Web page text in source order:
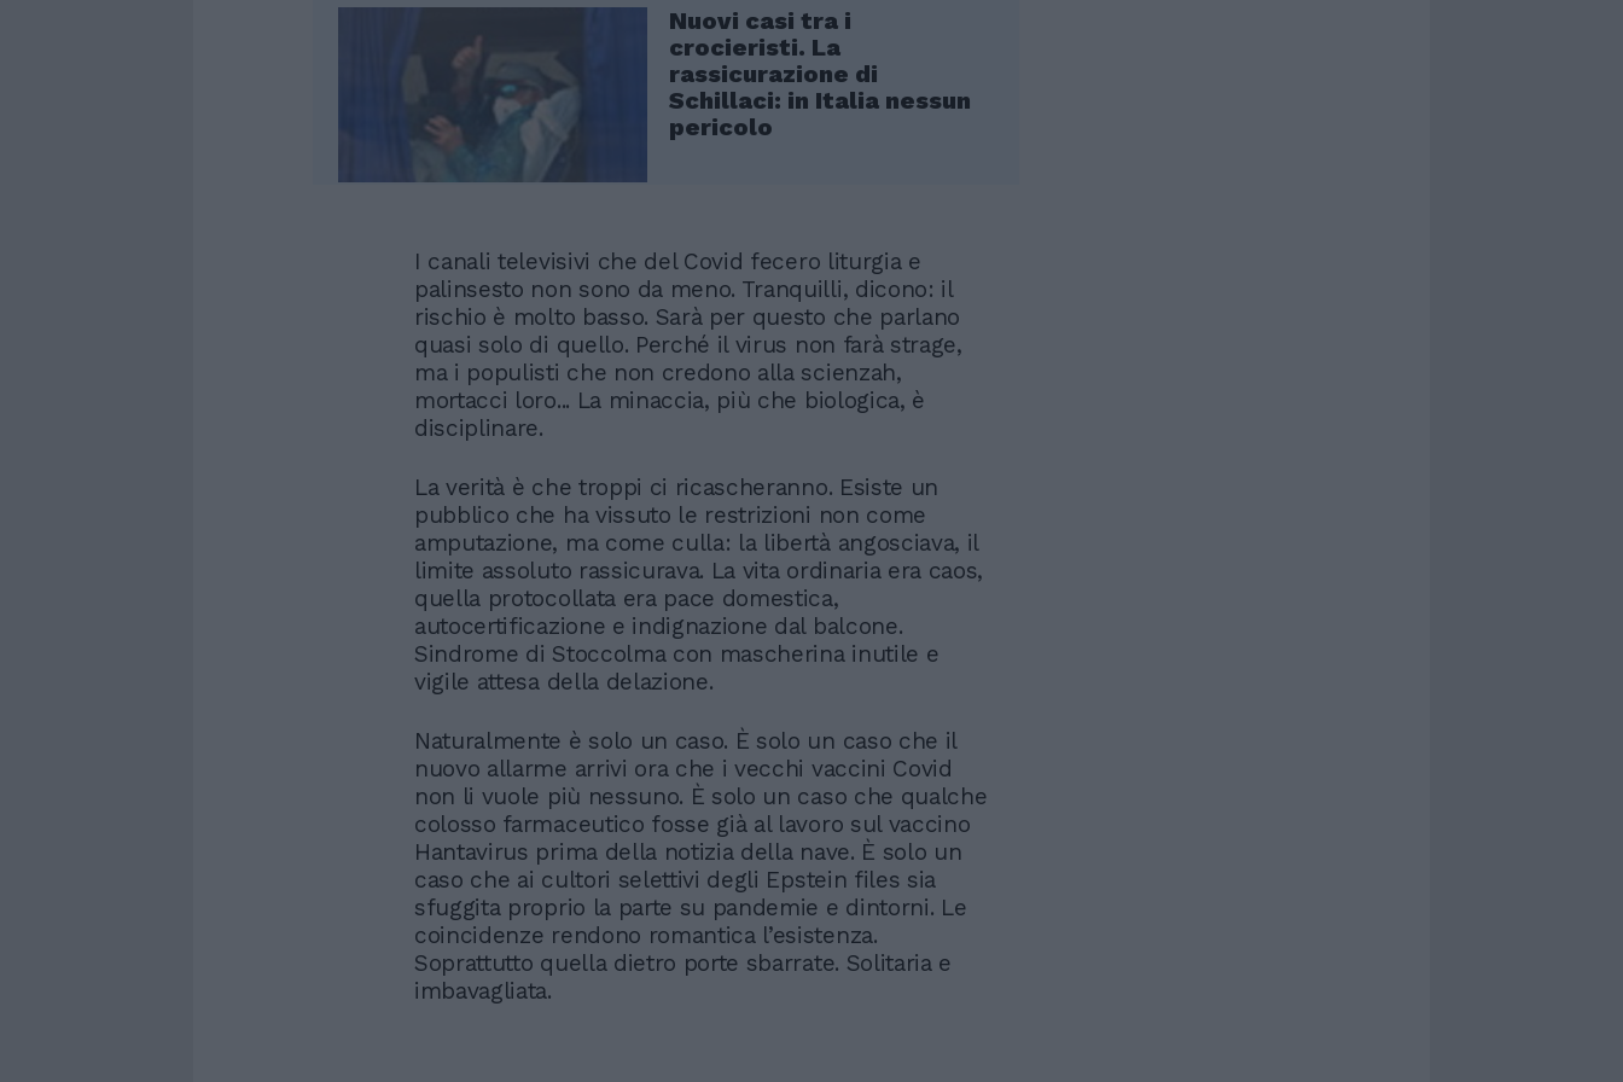
Nuovi casi tra i
crocieristi. La
rassicurazione di
Schillaci: in Italia nessun
pericolo
I canali televisivi che del Covid fecero liturgia e
palinsesto non sono da meno. Tranquilli, dicono: il
rischio è molto basso. Sarà per questo che parlano
quasi solo di quello. Perché il virus non farà strage,
ma i populisti che non credono alla scienzah,
mortacci loro... La minaccia, più che biologica, è
disciplinare.
La verità è che troppi ci ricascheranno. Esiste un
pubblico che ha vissuto le restrizioni non come
amputazione, ma come culla: la libertà angosciava, il
limite assoluto rassicurava. La vita ordinaria era caos,
quella protocollata era pace domestica,
autocertificazione e indignazione dal balcone.
Sindrome di Stoccolma con mascherina inutile e
vigile attesa della delazione.
Naturalmente è solo un caso. È solo un caso che il
nuovo allarme arrivi ora che i vecchi vaccini Covid
non li vuole più nessuno. È solo un caso che qualche
colosso farmaceutico fosse già al lavoro sul vaccino
Hantavirus prima della notizia della nave. È solo un
caso che ai cultori selettivi degli Epstein files sia
sfuggita proprio la parte su pandemie e dintorni. Le
coincidenze rendono romantica l’esistenza.
Soprattutto quella dietro porte sbarrate. Solitaria e
imbavagliata.